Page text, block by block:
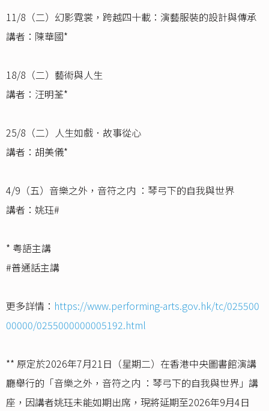
11/8（二）幻影霓裳，跨越四十載：演藝服裝的設計與傳承
講者：陳華國*
18/8（二）藝術與人生
講者：汪明荃*
25/8（二）人生如戲．故事從心
講者：胡美儀*
4/9（五）音樂之外，音符之内 ：琴弓下的自我與世界
講者：姚珏#
* 粤語主講
#普通話主講
更多詳情： https://www.performing-arts.gov.hk/tc/025500
00000/0255000000005192.html
** 原定於2026年7月21日（星期二）在香港中央圖書館演講
廳舉行的「音樂之外，音符之内 ：琴弓下的自我與世界」講
座，因講者姚珏未能如期出席，現將延期至2026年9月4日